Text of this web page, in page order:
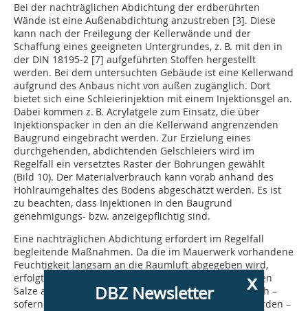
Bei der nachträglichen Abdichtung der erdberührten
Wände ist eine Außenabdichtung anzustreben [3]. Diese
kann nach der Freilegung der Kellerwände und der
Schaffung eines geeigneten Untergrundes, z. B. mit den in
der DIN 18195-2 [7] aufgeführten Stoffen hergestellt
werden. Bei dem untersuchten Gebäude ist eine Kellerwand
aufgrund des Anbaus nicht von außen zugäng­lich. Dort
bietet sich eine Schleierinjektion mit einem Injektionsgel an.
Dabei kommen z. B. Acrylatgele zum Einsatz, die über
Injektionspacker in den an die Kellerwand angrenzenden
Baugrund eingebracht werden. Zur Erzielung eines
durchgehenden, abdichtenden Gelschleiers wird im
Regelfall ein versetztes Raster der Bohrungen gewählt
(Bild 10). Der Materialverbrauch kann vorab anhand des
Hohlraumgehaltes des Bodens abgeschätzt werden. Es ist
zu beachten, dass Injektionen in den Baugrund
genehmigungs- bzw. anzeigepflichtig sind.
Eine nachträglichen Abdichtung erfordert im Regelfall
begleitende Maßnahmen. Da die im Mauerwerk vorhandene
Feuchtigkeit langsam an die Raumluft abgegeben wird,
erfolgt eine Kristallisation der zuvor im Wasser gelösten
Salze an der Oberfläche der Wand. Das heißt, dass sich –
sofern keine weiteren Maßnahmen vorgenommen werden –
x
DBZ Newsletter